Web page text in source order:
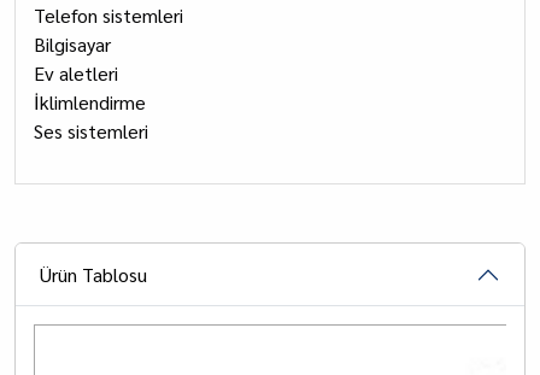
Telefon sistemleri
Bilgisayar
Ev aletleri
İklimlendirme
Ses sistemleri
Ürün Tablosu